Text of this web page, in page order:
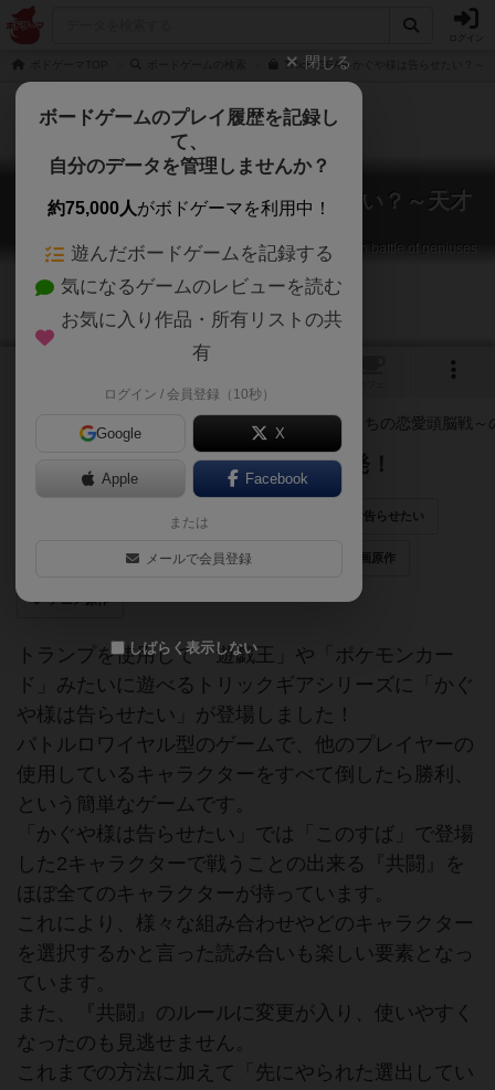
TRicK GEAR-かぐや様は告らせたい？～
トリックギア かぐや様は告らせたい？～天才
Trick Gear: Kaguya want to love confession? ～ Love brain battle of geniuses
～
ボードゲームでも恋愛頭脳戦、勃発！
トランプ かぐや様は告らせたい
LCG 漫画原作
アニメ原作
トランプを使用して「遊戯王」や「ポケモンカー
ド」みたいに遊べるトリックギアシリーズに「かぐ
や様は告らせたい」が登場しました！
バトルロワイヤル型のゲームで、他のプレイヤーの
使用しているキャラクターをすべて倒したら勝利、
という簡単なゲームです。
「かぐや様は告らせたい」では「このすば」で登場
した2キャラクターで戦うことの出来る『共闘』を
ほぼ全てのキャラクターが持っています。
これにより、様々な組み合わせやどのキャラクター
を選択するかと言った読み合いも楽しい要素となっ
ています。
また、『共闘』のルールに変更が入り、使いやすく
なったのも見逃せません。
これまでの方法に加えて「先にやられた選出してい
閉じる
ボードゲームのプレイ履歴を記録し
て、
自分のデータを管理しませんか？
約75,000人がボドゲーマを利用中！
遊んだボードゲームを記録する
気になるゲームのレビューを読む
お気に入り作品・所有リストの共
有
ログイン / 会員登録（10秒）
Google X
Apple Facebook
または
メールで会員登録
しばらく表示しない